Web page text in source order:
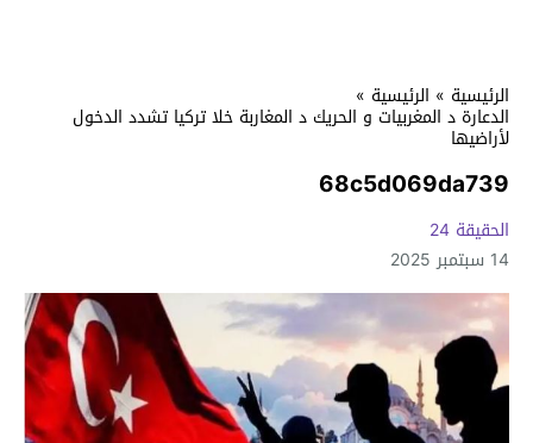
الرئيسية » الرئيسية »
الدعارة د المغربيات و الحريك د المغاربة خلا تركيا تشدد الدخول
لأراضيها
68c5d069da739
الحقيقة 24
14 سبتمبر 2025